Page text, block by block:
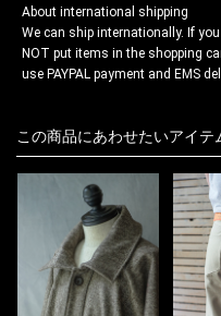
About international shipping
We can ship internationally. If
NOT put items in the shopping
use PAYPAL payment and EMS
この商品にあわせたいアイテ